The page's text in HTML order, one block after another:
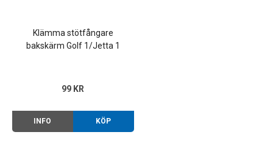
Klämma stötfångare
bakskärm Golf 1/Jetta 1
99 KR
INFO KÖP